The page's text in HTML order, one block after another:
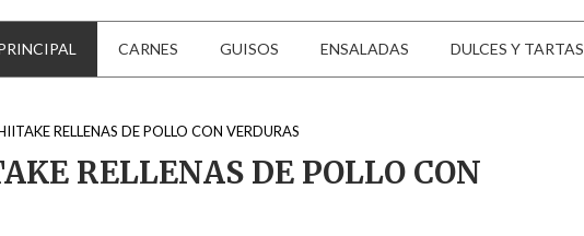
CARNES GUISOS ENSALADAS DULCES Y TARTAS
RELLENAS DE POLLO CON VERDURAS
RELLENAS DE POLLO CON